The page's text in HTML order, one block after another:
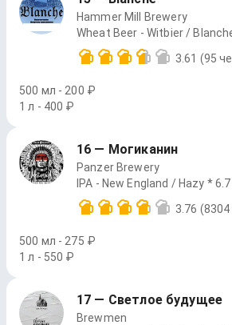
Hammer Mill Brewery
Wheat Beer - Witbier /
3.61 (95
500 мл - 200 ₽
1 л - 400 ₽
16 — Могиканин
Panzer Brewery
IPA - New England / Hazy *
3.76 (8304
500 мл - 275 ₽
1 л - 550 ₽
17 — Светлое будущее
Brewmen